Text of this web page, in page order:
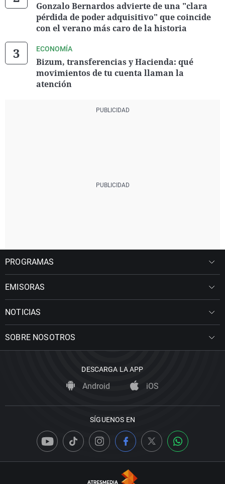
Gonzalo Bernardos advierte de una "clara
pérdida de poder adquisitivo" que coincide
con el verano más caro de la historia
ECONOMÍA
Bizum, transferencias y Hacienda: qué
movimientos de tu cuenta llaman la
atención
PROGRAMAS
EMISORAS
NOTICIAS
SOBRE NOSOTROS
DESCARGA LA APP
Android iOS
SÍGUENOS EN